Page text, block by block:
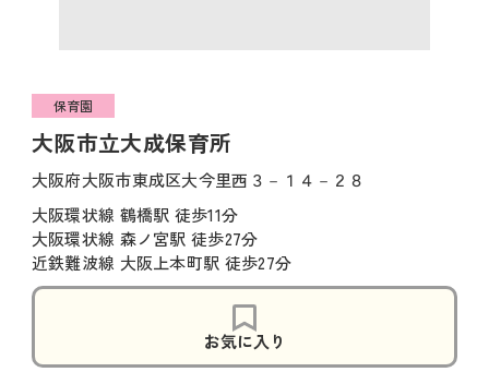
大阪市立大成保育所
保育園
大阪府大阪市東成区大今里西３－１４－２８
大阪環状線 鶴橋駅 徒歩11分
大阪環状線 森ノ宮駅 徒歩27分
近鉄難波線 大阪上本町駅 徒歩27分
お気に入り